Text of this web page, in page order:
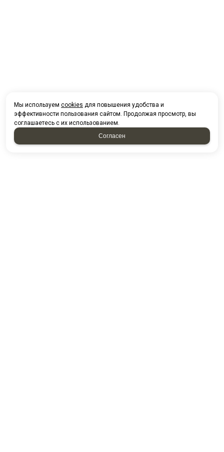
Мы используем cookies для повышения удобства и
эффективности пользования сайтом. Продолжая просмотр, вы
соглашаетесь с их использованием.
Согласен